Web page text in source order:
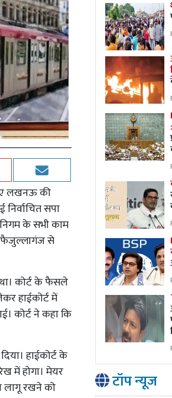
लखनऊ की
सपा
के सभी काम
फैजुल्लागंज से
था। कोर्ट के फैसले
हाईकोर्ट में
कोर्ट ने कहा कि
हाईकोर्ट के
में होगा। मेयर
लागू रखने को
:
टॉप न्यूज